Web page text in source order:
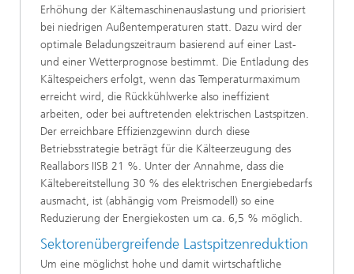
Erhöhung der Kältemaschinenauslastung und priorisiert
bei niedrigen Außentemperaturen statt. Dazu wird der
optimale Beladungszeitraum basierend auf einer Last-
und einer Wetterprognose bestimmt. Die Entladung des
Kältespeichers erfolgt, wenn das Temperaturmaximum
erreicht wird, die Rückkühlwerke also ineffizient
arbeiten, oder bei auftretenden elektrischen Lastspitzen.
Der erreichbare Effizienzgewinn durch diese
Betriebsstrategie beträgt für die Kälteerzeugung des
Reallabors IISB 21 %. Unter der Annahme, dass die
Kältebereitstellung 30 % des elektrischen Energiebedarfs
ausmacht, ist (abhängig vom Preismodell) so eine
Reduzierung der Energiekosten um ca. 6,5 % möglich.
Sektorenübergreifende Lastspitzenreduktion
Um eine möglichst hohe und damit wirtschaftliche